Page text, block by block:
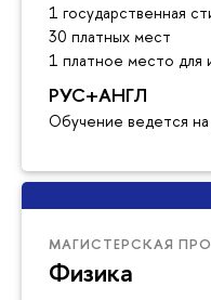
1 государственная
30 платных мест
1 платное место для
РУС+АНГЛ
Обучение ведется на
МАГИСТЕРСКАЯ
Физика